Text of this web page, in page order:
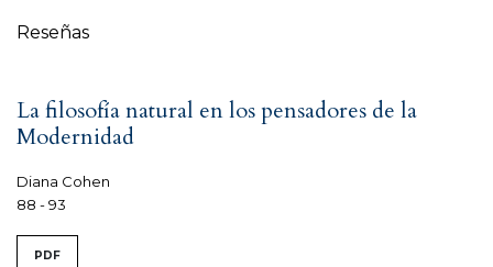
Reseñas
La filosofía natural en los pensadores de la
Modernidad
Diana Cohen
88 - 93
PDF